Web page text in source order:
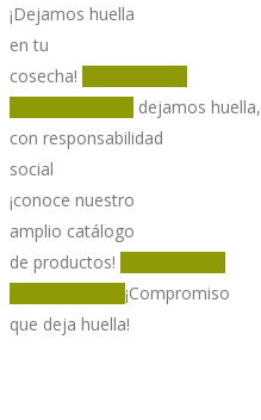
¡Dejamos huella
en tu
cosecha!
dejamos huella,
con responsabilidad
social
¡conoce nuestro
amplio catálogo
de productos!
¡Compromiso
que deja huella!